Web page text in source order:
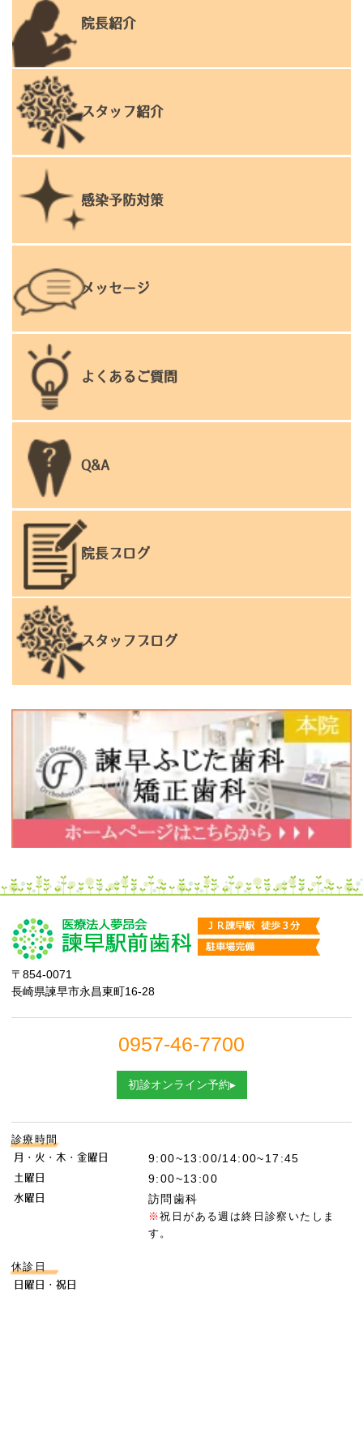
院長紹介
スタッフ紹介
感染予防対策
メッセージ
よくあるご質問
Q&A
院長ブログ
スタッフブログ
〒854-0071
長崎県諫早市永昌東町16-28
0957-46-7700
初診オンライン予約▸
診療時間
月・火・木・金曜日 9:00~13:00/14:00~17:45
土曜日 9:00~13:00
水曜日 訪問歯科
※祝日がある週は終日診察いたしま
す。
休診日
日曜日・祝日